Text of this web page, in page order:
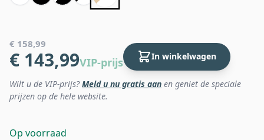
€ 158,99
€ 143,99VIP-prijs In winkelwagen
Wilt u de VIP-prijs?Meld u nu gratis aan en geniet de speciale
prijzen op de hele website.
Op voorraad